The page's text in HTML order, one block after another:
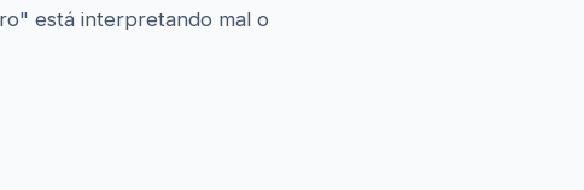
está interpretando mal o